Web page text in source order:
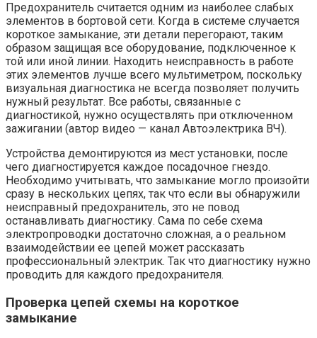
Предохранитель считается одним из наиболее слабых
элементов в бортовой сети. Когда в системе случается
короткое замыкание, эти детали перегорают, таким
образом защищая все оборудование, подключенное к
той или иной линии. Находить неисправность в работе
этих элементов лучше всего мультиметром, поскольку
визуальная диагностика не всегда позволяет получить
нужный результат. Все работы, связанные с
диагностикой, нужно осуществлять при отключенном
зажигании (автор видео — канал Автоэлектрика ВЧ).
Устройства демонтируются из мест установки, после
чего диагностируется каждое посадочное гнездо.
Необходимо учитывать, что замыкание могло произойти
сразу в нескольких цепях, так что если вы обнаружили
неисправный предохранитель, это не повод
останавливать диагностику. Сама по себе схема
электропроводки достаточно сложная, а о реальном
взаимодействии ее цепей может рассказать
профессиональный электрик. Так что диагностику нужно
проводить для каждого предохранителя.
Проверка цепей схемы на короткое
замыкание